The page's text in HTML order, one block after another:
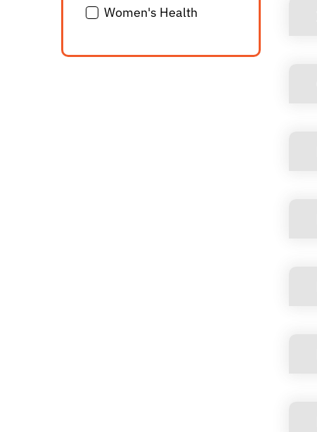
Women's Health